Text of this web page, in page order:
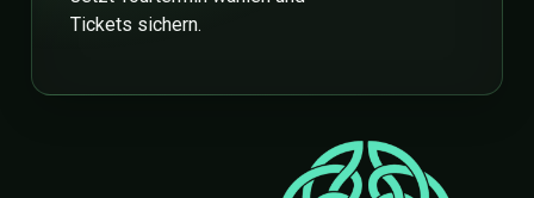
Tickets sichern.